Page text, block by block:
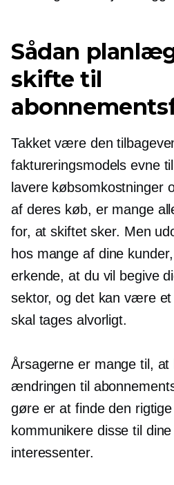
Sådan
skifte til
Takket være den
faktureringsmodels evne
lavere købsomkostninger
af deres køb, er mange
for, at skiftet sker. Men
hos mange af dine
erkende, at du vil begive
sektor, og det kan være
skal tages alvorligt.
Årsagerne er mange til,
ændringen til
gøre er at finde den
kommunikere disse til
interessenter.